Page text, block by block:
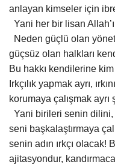
anlayan kimseler için
Yani her bir lisan
Neden güçlü olan
güçsüz olan halkları
Bu hakkı kendilerine
Irkçılık yapmak ayrı,
korumaya çalışmak ayrı
Yani birileri senin
seni başkalaştırmaya
senin adın ırkçı olacak!
ajitasyondur,